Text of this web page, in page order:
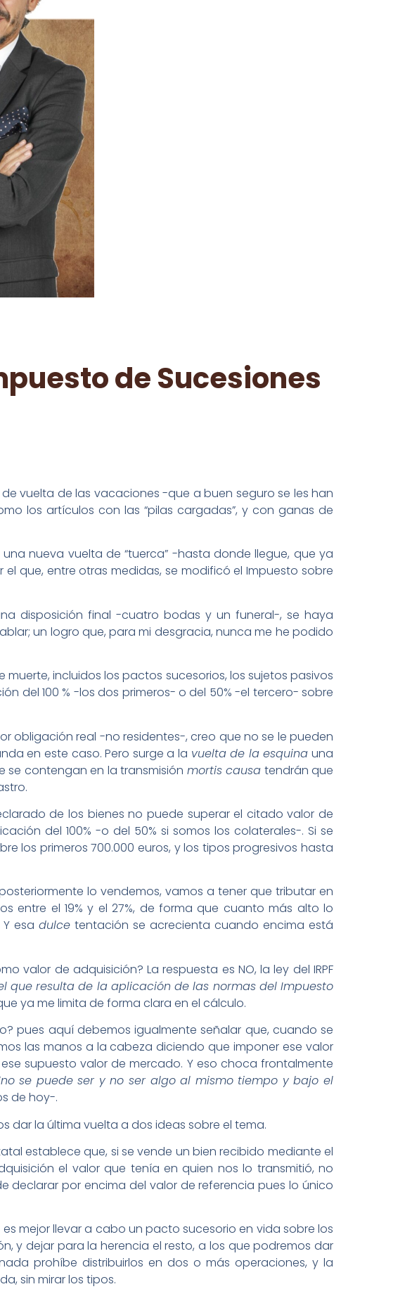
de Sucesiones
vuelta de las vacaciones -que a buen seguro se les han
los artículos con las “pilas cargadas”, y con ganas de
una nueva vuelta de “tuerca” -hasta donde llegue, que ya
el que, entre otras medidas, se modificó el Impuesto sobre
disposición final -cuatro bodas y un funeral-, se haya
un logro que, para mi desgracia, nunca me he podido
incluidos los pactos sucesorios, los sujetos pasivos
del 100 % -los dos primeros- o del 50% -el tercero- sobre
obligación real -no residentes-, creo que no se le pueden
en este caso. Pero surge a la vuelta de la esquina una
se contengan en la transmisión mortis causa tendrán que
de los bienes no puede superar el citado valor de
del 100% -o del 50% si somos los colaterales-. Si se
los primeros 700.000 euros, y los tipos progresivos hasta
lo vendemos, vamos a tener que tributar en
entre el 19% y el 27%, de forma que cuanto más alto lo
esa dulce tentación se acrecienta cuando encima está
valor de adquisición? La respuesta es NO, la ley del IRPF
que resulta de la aplicación de las normas del Impuesto
ya me limita de forma clara en el cálculo.
pues aquí debemos igualmente señalar que, cuando se
las manos a la cabeza diciendo que imponer ese valor
supuesto valor de mercado. Y eso choca frontalmente
se puede ser y no ser algo al mismo tiempo y bajo el
de hoy-.
dar la última vuelta a dos ideas sobre el tema.
establece que, si se vende un bien recibido mediante el
el valor que tenía en quien nos lo transmitió, no
por encima del valor de referencia pues lo único
mejor llevar a cabo un pacto sucesorio en vida sobre los
y dejar para la herencia el resto, a los que podremos dar
prohíbe distribuirlos en dos o más operaciones, y la
sin mirar los tipos.